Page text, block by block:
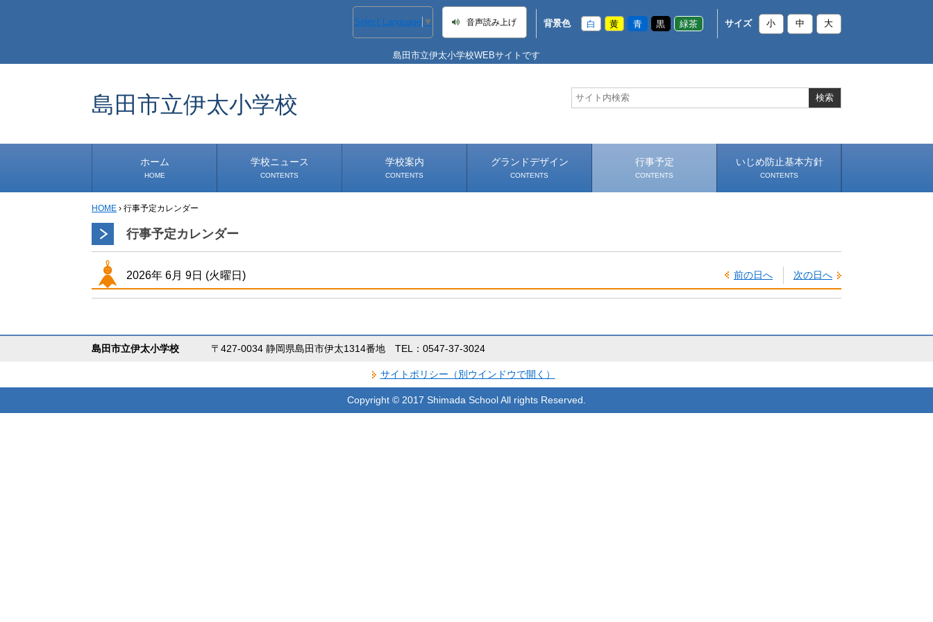
Select Language ▼ 音声読み上げ 背景色 白 黄 青 黒 緑茶 サイズ 小 中 大
島田市立伊太小学校WEBサイトです
島田市立伊太小学校
ホーム
HOME
学校ニュース
CONTENTS
学校案内
CONTENTS
グランドデザイン
CONTENTS
行事予定
CONTENTS
いじめ防止基本方針
CONTENTS
HOME › 行事予定カレンダー
行事予定カレンダー
2026年 6月 9日 (火曜日) 前の日へ 次の日へ
島田市立伊太小学校 〒427-0034 静岡県島田市伊太1314番地 TEL：0547-37-3024
サイトポリシー（別ウインドウで開く）
Copyright © 2017 Shimada School All rights Reserved.